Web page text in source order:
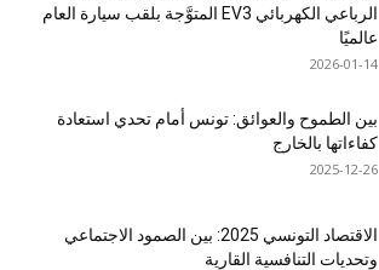
الرباعي الكهربائي EV3 المتوَّجة بلقب سيارة العام
عالميًا
2026-01-14
بين الطموح والعوائق: تونس أمام تحدي استعادة
كفاءاتها بالخارج
2025-12-26
الاقتصاد التونسي 2025: بين الصمود الاجتماعي
وتحديات التنافسية القارية